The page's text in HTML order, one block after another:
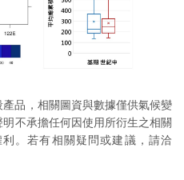
品，相關圖資與數據僅供氣候變
不承擔任何因使用所衍生之相關
。若有相關疑問或建議，請洽